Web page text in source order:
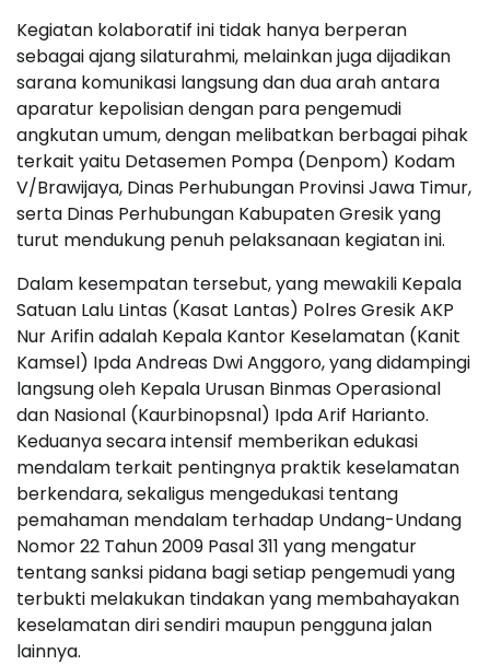
Kegiatan kolaboratif ini tidak hanya berperan
sebagai ajang silaturahmi, melainkan juga dijadikan
sarana komunikasi langsung dan dua arah antara
aparatur kepolisian dengan para pengemudi
angkutan umum, dengan melibatkan berbagai pihak
terkait yaitu Detasemen Pompa (Denpom) Kodam
V/Brawijaya, Dinas Perhubungan Provinsi Jawa Timur,
serta Dinas Perhubungan Kabupaten Gresik yang
turut mendukung penuh pelaksanaan kegiatan ini.
Dalam kesempatan tersebut, yang mewakili Kepala
Satuan Lalu Lintas (Kasat Lantas) Polres Gresik AKP
Nur Arifin adalah Kepala Kantor Keselamatan (Kanit
Kamsel) Ipda Andreas Dwi Anggoro, yang didampingi
langsung oleh Kepala Urusan Binmas Operasional
dan Nasional (Kaurbinopsnal) Ipda Arif Harianto.
Keduanya secara intensif memberikan edukasi
mendalam terkait pentingnya praktik keselamatan
berkendara, sekaligus mengedukasi tentang
pemahaman mendalam terhadap Undang-Undang
Nomor 22 Tahun 2009 Pasal 311 yang mengatur
tentang sanksi pidana bagi setiap pengemudi yang
terbukti melakukan tindakan yang membahayakan
keselamatan diri sendiri maupun pengguna jalan
lainnya.